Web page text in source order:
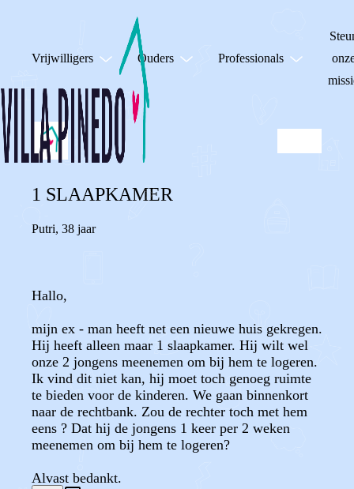
Vrijwilligers Ouders Professionals
1 SLAAPKAMER
Putri, 38 jaar
Hallo,
mijn ex - man heeft net een nieuwe huis gekregen.
Hij heeft alleen maar 1 slaapkamer. Hij wilt wel
onze 2 jongens meenemen om bij hem te logeren.
Ik vind dit niet kan, hij moet toch genoeg ruimte
te bieden voor de kinderen. We gaan binnenkort
naar de rechtbank. Zou de rechter toch met hem
eens ? Dat hij de jongens 1 keer per 2 weken
meenemen om bij hem te logeren?
Alvast bedankt.